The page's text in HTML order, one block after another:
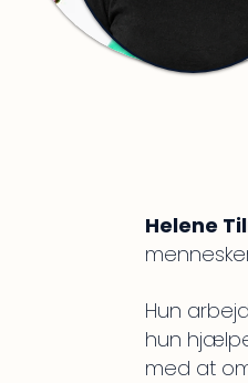
Helene
Hun
hun
med at